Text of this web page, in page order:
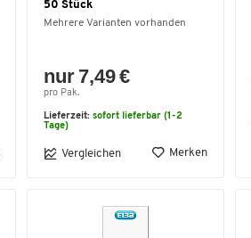
50 Stück
Mehrere Varianten vorhanden
nur 7,49 €
pro Pak.
Lieferzeit: sofort lieferbar (1-2
Tage)
Vergleichen Merken